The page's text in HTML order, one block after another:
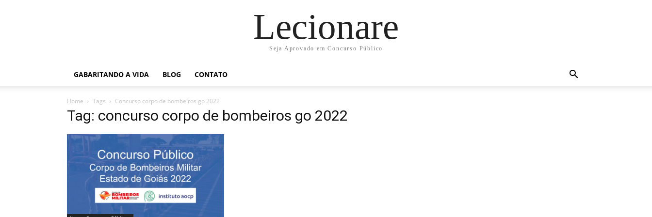
Lecionare
Seja Aprovado em Concurso Público
GABARITANDO A VIDA BLOG CONTATO
Home Tags Concurso corpo de bombeiros go 2022
Tag: concurso corpo de bombeiros go 2022